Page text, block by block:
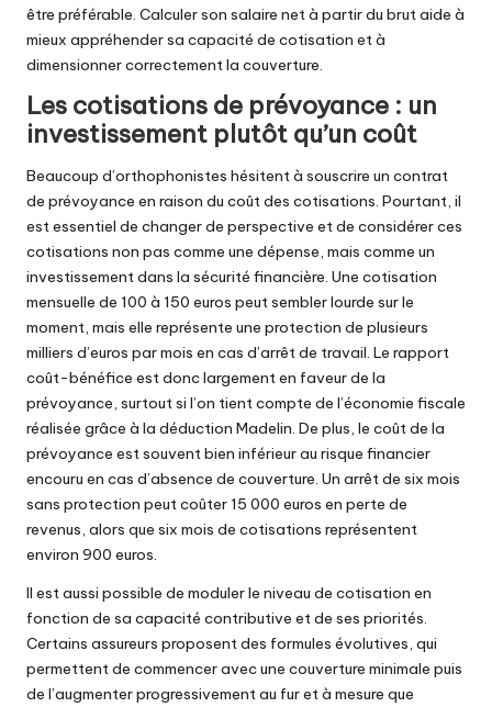
être préférable. Calculer son salaire net à partir du brutaide à
mieux appréhender sa capacité de cotisation et à
dimensionner correctement la couverture.
Les cotisations de prévoyance : un
investissement plutôt qu’un coût
Beaucoup d’orthophonistes hésitent à souscrire un contrat
de prévoyance en raison du coût des cotisations. Pourtant, il
est essentiel de changer de perspective et de considérer ces
cotisations non pas comme une dépense, mais comme un
investissement dans la sécurité financière. Une cotisation
mensuelle de 100 à 150 euros peut sembler lourde sur le
moment, mais elle représente une protection de plusieurs
milliers d’euros par mois en cas d’arrêt de travail. Le rapport
coût-bénéfice est donc largement en faveur de la
prévoyance, surtout si l’on tient compte de l’économie fiscale
réalisée grâce à la déduction Madelin. De plus, le coût de la
prévoyance est souvent bien inférieur au risque financier
encouru en cas d’absence de couverture. Un arrêt de six mois
sans protection peut coûter 15 000 euros en perte de
revenus, alors que six mois de cotisations représentent
environ 900 euros.
Il est aussi possible de moduler le niveau de cotisation en
fonction de sa capacité contributive et de ses priorités.
Certains assureurs proposent des formules évolutives, qui
permettent de commencer avec une couverture minimale puis
de l’augmenter progressivement au fur et à mesure que